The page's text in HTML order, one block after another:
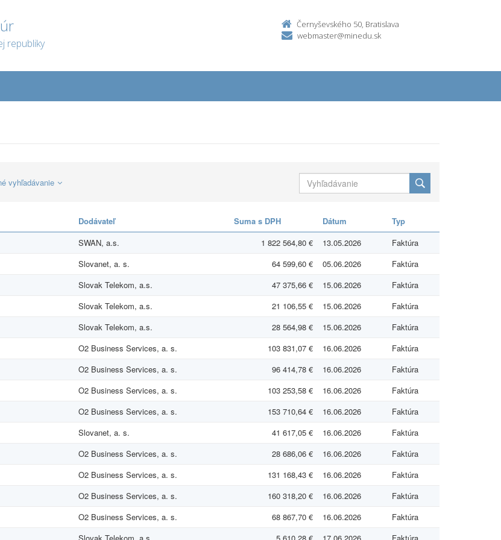
republiky
Černyševského 50, Bratislava
webmaster@minedu.sk
vyhľadávanie
Dodávateľ Suma s DPH Dátum
Typ
SWAN, a.s. 1 822 564,80 € 13.05.2026
Faktúra
Slovanet, a. s. 64 599,60 € 05.06.2026
Faktúra
Slovak Telekom, a.s. 47 375,66 € 15.06.2026
Faktúra
Slovak Telekom, a.s. 21 106,55 € 15.06.2026
Faktúra
Slovak Telekom, a.s. 28 564,98 € 15.06.2026
Faktúra
O2 Business Services, a. s. 103 831,07 € 16.06.2026
Faktúra
O2 Business Services, a. s. 96 414,78 € 16.06.2026
Faktúra
O2 Business Services, a. s. 103 253,58 € 16.06.2026
Faktúra
O2 Business Services, a. s. 153 710,64 € 16.06.2026
Faktúra
Slovanet, a. s. 41 617,05 € 16.06.2026
Faktúra
O2 Business Services, a. s. 28 686,06 € 16.06.2026
Faktúra
O2 Business Services, a. s. 131 168,43 € 16.06.2026
Faktúra
O2 Business Services, a. s. 160 318,20 € 16.06.2026
Faktúra
O2 Business Services, a. s. 68 867,70 € 16.06.2026
Faktúra
Slovak Telekom, a.s. 5 610,28 € 17.06.2026 Faktúra